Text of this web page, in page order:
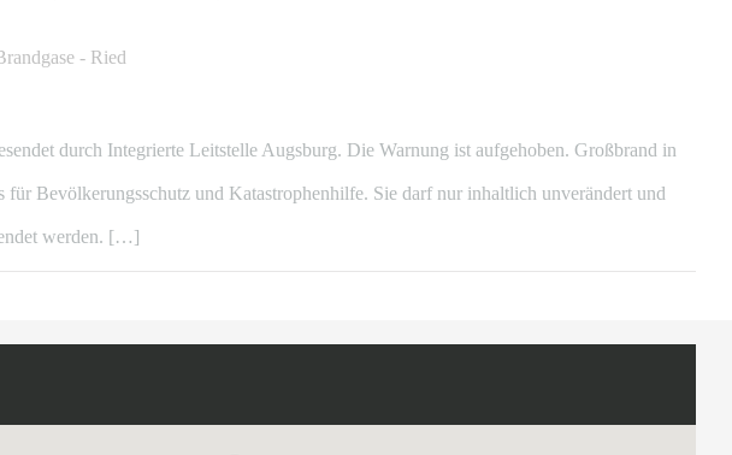
- Ried
durch Integrierte Leitstelle Augsburg. Die Warnung ist aufgehoben. Großbrand in
Bevölkerungsschutz und Katastrophenhilfe. Sie darf nur inhaltlich unverändert und
werden. […]